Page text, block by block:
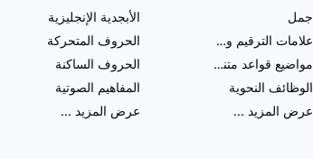
جمل
علامات الترقيم والإملاء
مواضيع قواعد متنوعة
الوظائف النحوية
عرض المزيد ...
الأبجدية الإنجليزية
الحروف المتحركة
الحروف الساكنة
المفاهيم الصوتية
عرض المزيد ...